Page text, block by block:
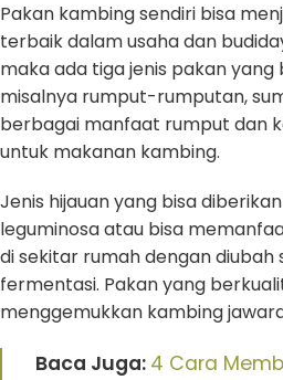
Pakan kambing sendiri bisa
terbaik dalam usaha dan
maka ada tiga jenis pakan yang
misalnya rumput-rumputan,
berbagai manfaat rumput dan
untuk makanan kambing.
Jenis hijauan yang bisa
leguminosa atau bisa
di sekitar rumah dengan diubah
fermentasi. Pakan yang
menggemukkan kambing
Baca Juga: 4 Cara